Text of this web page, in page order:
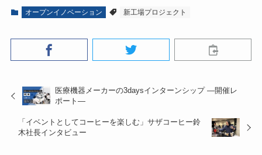
オープンイノベーション 新工場プロジェクト
医療機器メーカーの3daysインターンシップ ―開催レ
ポート―
「イベントとしてコーヒーを楽しむ」サザコーヒー鈴
木社長インタビュー